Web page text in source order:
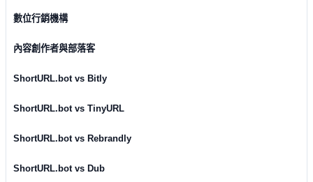
數位行銷機構
內容創作者與部落客
ShortURL.bot vs Bitly
ShortURL.bot vs TinyURL
ShortURL.bot vs Rebrandly
ShortURL.bot vs Dub